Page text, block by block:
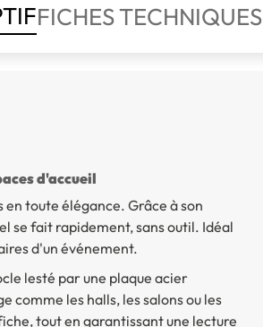
FICHES TECHNIQUES
d'accueil
toute élégance. Grâce à son
se fait rapidement, sans outil. Idéal
d'un événement.
lesté par une plaque acier
comme les halls, les salons ou les
tout en garantissant une lecture